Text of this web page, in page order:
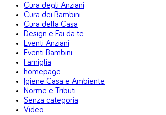
Cura degli Anziani
Cura dei Bambini
Cura della Casa
Design e Fai da te
Eventi Anziani
Eventi Bambini
Famiglia
homepage
Igiene Casa e Ambiente
Norme e Tributi
Senza categoria
Video